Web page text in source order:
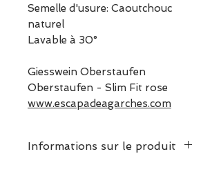
Semelle d'usure: Caoutchouc
naturel
Lavable à 30°
Giesswein Oberstaufen
Oberstaufen - Slim Fit rose
www.escapadeagarches.com
Informations sur le produit